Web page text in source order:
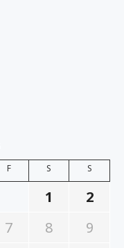
F S S
1
2
7 8
9